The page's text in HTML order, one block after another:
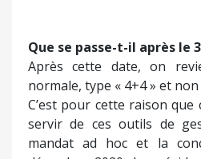
Que se passe-t-il après le
Après cette date, on
normale, type « 4+4 » et non
C’est pour cette raison que
servir de ces outils de
mandat ad hoc et la